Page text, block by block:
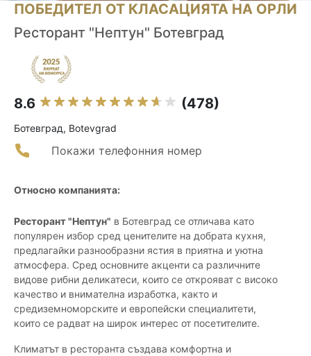
ПОБЕДИТЕЛ ОТ КЛАСАЦИЯТА НА ОРЛИ
Ресторант "Нептун" Ботевград
8.6 (478)
Ботевград, Botevgrad
Покажи телефонния номер
Относно компанията:
Ресторант "Нептун" в Ботевград се отличава като
популярен избор сред ценителите на добрата кухня,
предлагайки разнообразни ястия в приятна и уютна
атмосфера. Сред основните акценти са различните
видове рибни деликатеси, които се открояват с високо
качество и внимателна изработка, както и
средиземноморските и европейски специалитети,
които се радват на широк интерес от посетителите.
Климатът в ресторанта създава комфортна и